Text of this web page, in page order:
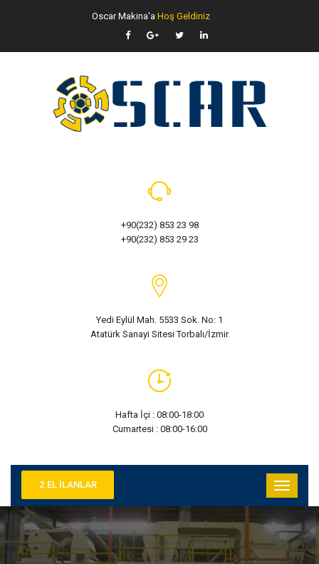
Oscar Makina'a Hoş Geldiniz
+90(232) 853 23 98
+90(232) 853 29 23
Yedi Eylül Mah. 5533 Sok. No: 1
Atatürk Sanayi Sitesi Torbalı/İzmir
Hafta İçi : 08:00-18:00
Cumartesi : 08:00-16:00
2.EL İLANLAR